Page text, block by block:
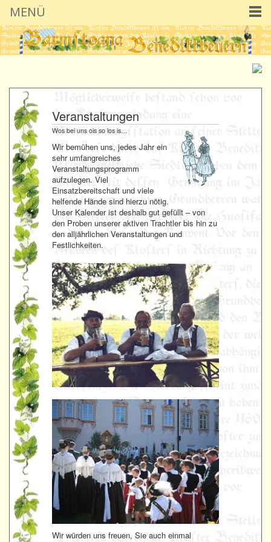
Veranstaltungen
Wos bei uns ois so los is…
Wir bemühen uns, jedes Jahr ein
sehr umfangreiches
Veranstaltungsprogramm
aufzulegen. Viel
Einsatzbereitschaft und viele
helfende Hände sind hierzu nötig.
Unser Kalender ist deshalb gut gefüllt – von
den Proben unserer aktiven Trachtler bis hin zu
den alljährlichen Veranstaltungen und
Festlichkeiten.
Wir würden uns freuen, Sie auch einmal
MENÜ